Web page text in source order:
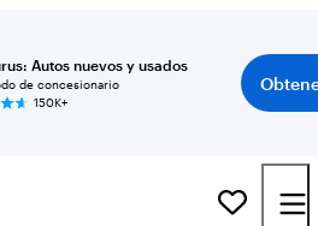
Autos nuevos y usados
de concesionario
150K+